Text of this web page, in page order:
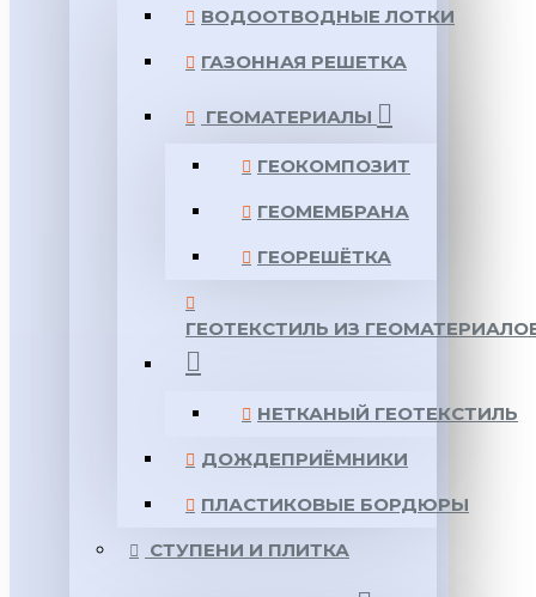
ВОДООТВОДНЫЕ ЛОТКИ
ГАЗОННАЯ РЕШЕТКА
ГЕОМАТЕРИАЛЫ
ГЕОКОМПОЗИТ
ГЕОМЕМБРАНА
ГЕОРЕШЁТКА
ГЕОТЕКСТИЛЬ ИЗ
НЕТКАНЫЙ ГЕОТЕКСТИЛЬ
ДОЖДЕПРИЁМНИКИ
ПЛАСТИКОВЫЕ БОРДЮРЫ
СТУПЕНИ И ПЛИТКА